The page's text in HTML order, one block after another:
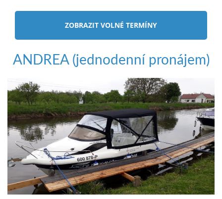
ZOBRAZIT VOLNÉ TERMÍNY
ANDREA (jednodenní pronájem)